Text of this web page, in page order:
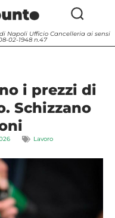
Napoli Ufficio Cancelleria ai sensi
02-1948 n.47
i prezzi di
Schizzano
Lavoro